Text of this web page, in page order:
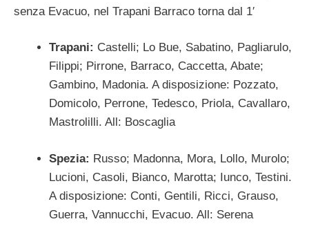
senza Evacuo, nel Trapani Barraco torna dal 1′
Trapani: Castelli; Lo Bue, Sabatino, Pagliarulo,
Filippi; Pirrone, Barraco, Caccetta, Abate;
Gambino, Madonia. A disposizione: Pozzato,
Domicolo, Perrone, Tedesco, Priola, Cavallaro,
Mastrolilli. All: Boscaglia
Spezia: Russo; Madonna, Mora, Lollo, Murolo;
Lucioni, Casoli, Bianco, Marotta; Iunco, Testini.
A disposizione: Conti, Gentili, Ricci, Grauso,
Guerra, Vannucchi, Evacuo. All: Serena